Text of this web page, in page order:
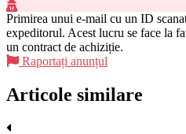
Primirea unui e-mail cu un ID
expeditorul. Acest lucru se face la
un contract de achiziție.
Raportați anunțul
Articole similare